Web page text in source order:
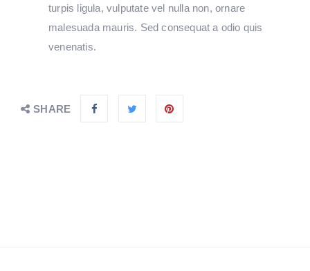
turpis ligula, vulputate vel nulla non, ornare
malesuada mauris. Sed consequat a odio quis
venenatis.
SHARE